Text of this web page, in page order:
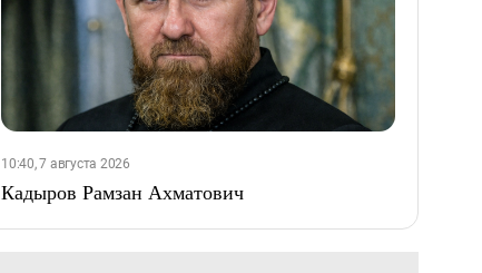
10:40, 7 августа 2026
Кадыров Рамзан Ахматович